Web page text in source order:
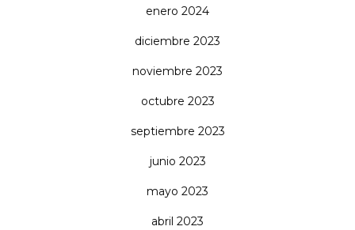
enero 2024
diciembre 2023
noviembre 2023
octubre 2023
septiembre 2023
junio 2023
mayo 2023
abril 2023